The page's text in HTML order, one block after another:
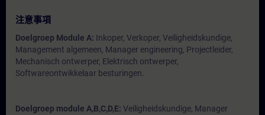
注意事項
Doelgroep Module A: Inkoper, Verkoper, Veiligheidskundige,
Management algemeen, Manager engineering, Projectleider,
Mechanisch ontwerper, Elektrisch ontwerper,
Softwareontwikkelaar besturingen.
Doelgroep module A,B,C,D,E: Veiligheidskundige, Manager